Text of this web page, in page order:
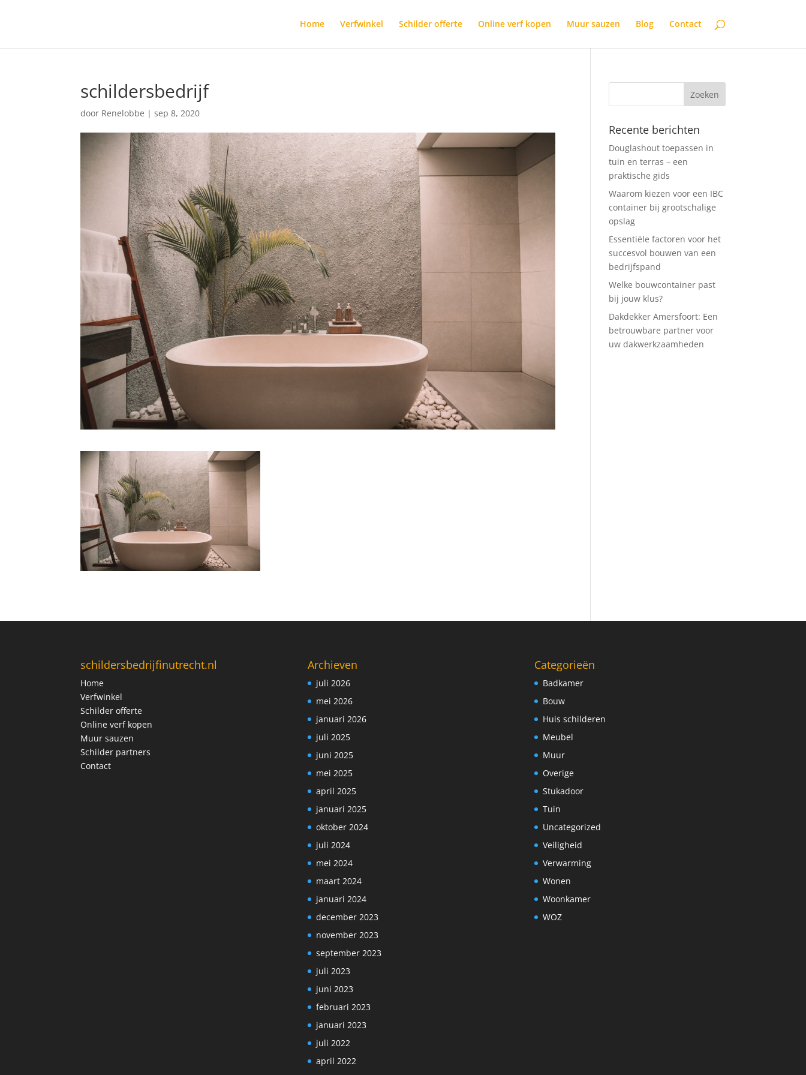
Home Verfwinkel Schilder offerte Online verf kopen Muur sauzen Blog Contact
schildersbedrijf
door Renelobbe |sep 8, 2020
Recente berichten
Douglashout toepassen in
tuin en terras – een
praktische gids
Waarom kiezen voor een IBC
container bij grootschalige
opslag
Essentiële factoren voor het
succesvol bouwen van een
bedrijfspand
Welke bouwcontainer past
bij jouw klus?
Dakdekker Amersfoort: Een
betrouwbare partner voor
uw dakwerkzaamheden
schildersbedrijfinutrecht.nl
Home
Verfwinkel
Schilder offerte
Online verf kopen
Muur sauzen
Schilder partners
Contact
Archieven
juli 2026
mei 2026
januari 2026
juli 2025
juni 2025
mei 2025
april 2025
januari 2025
oktober 2024
juli 2024
mei 2024
maart 2024
januari 2024
december 2023
november 2023
september 2023
juli 2023
juni 2023
februari 2023
januari 2023
juli 2022
april 2022
Categorieën
Badkamer
Bouw
Huis schilderen
Meubel
Muur
Overige
Stukadoor
Tuin
Uncategorized
Veiligheid
Verwarming
Wonen
Woonkamer
WOZ